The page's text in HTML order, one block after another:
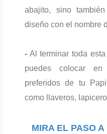
abajito, sino también
diseño con el nombre
- Al terminar toda
puedes colocar
preferidos de tu
como llaveros,
MIRA EL PASO